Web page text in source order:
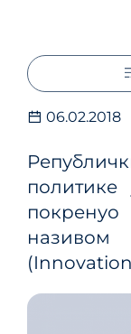
06.02.2018
називом